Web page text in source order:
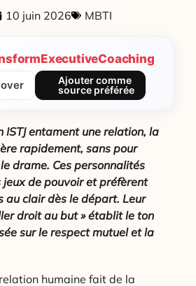
10 juin 2026 MBTI
Ajouter comme
source préférée
ISTJentament une relation, la
rapidement, sans pour
drame. Ces personnalités
de pouvoir et préfèrent
au clair dès le départ. Leur
droit au but » établit le ton
sur le respect mutuel et la
humaine fait de la